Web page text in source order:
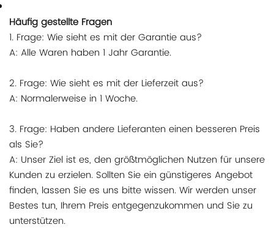
Häufig gestellte Fragen
1. Frage: Wie sieht es mit der Garantie aus?
A: Alle Waren haben 1 Jahr Garantie.
2. Frage: Wie sieht es mit der Lieferzeit aus?
A: Normalerweise in 1 Woche.
3. Frage: Haben andere Lieferanten einen besseren Preis
als Sie?
A: Unser Ziel ist es, den größtmöglichen Nutzen für unsere
Kunden zu erzielen. Sollten Sie ein günstigeres Angebot
finden, lassen Sie es uns bitte wissen. Wir werden unser
Bestes tun, Ihrem Preis entgegenzukommen und Sie zu
unterstützen.